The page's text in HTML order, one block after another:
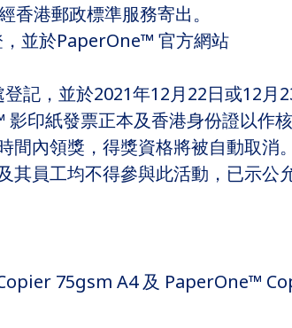
港郵政標準服務寄出。
並於PaperOne™ 官方網站
記，並於2021年12月22日或12月
印紙發票正本及香港身份證以作
內領獎，得獎資格將被自動取消。
員工均不得參與此活動，已示公允
75gsm A4 及 PaperOne™